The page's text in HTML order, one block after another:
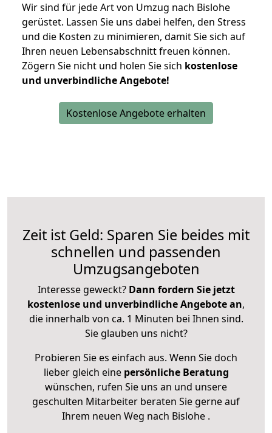
Wir sind für jede Art von Umzug nach Bislohe
gerüstet. Lassen Sie uns dabei helfen, den Stress
und die Kosten zu minimieren, damit Sie sich auf
Ihren neuen Lebensabschnitt freuen können.
Zögern Sie nicht und holen Sie sich kostenlose
und unverbindliche Angebote!
Kostenlose Angebote erhalten
Zeit ist Geld: Sparen Sie beides mit
schnellen und passenden
Umzugsangeboten
Interesse geweckt? Dann fordern Sie jetzt
kostenlose und unverbindliche Angebote an,
die innerhalb von ca. 1 Minuten bei Ihnen sind.
Sie glauben uns nicht?
Probieren Sie es einfach aus. Wenn Sie doch
lieber gleich eine persönliche Beratung
wünschen, rufen Sie uns an und unsere
geschulten Mitarbeiter beraten Sie gerne auf
Ihrem neuen Weg nach Bislohe .